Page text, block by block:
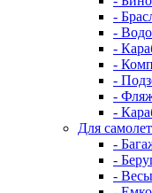
-
-
-
-
-
-
-
Для
-
-
-